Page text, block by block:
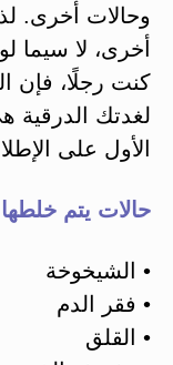
وحالات أخرى.
أخرى، لا سيما
كنت رجلًا، فإن
لغدتك الدرقية
الأول على
حالات يتم
• الشيخوخة
• فقر الدم
• القلق